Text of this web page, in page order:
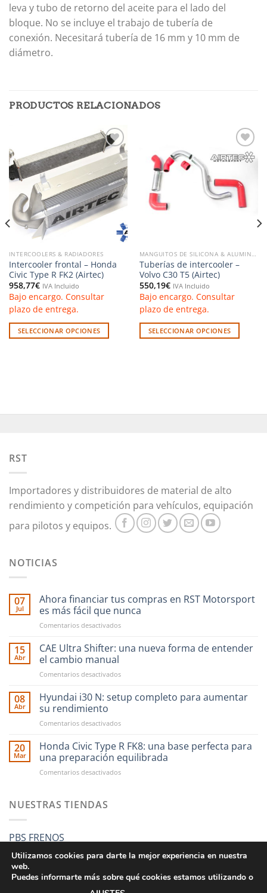
leva y tubo de retorno del aceite para el lado del
bloque. No se incluye el trabajo de tubería de
conexión. Necesitará tubería de 16 mm y 10 mm de
diámetro.
PRODUCTOS RELACIONADOS
Añadir
a la
lista de
deseos
INTERCOOLERS & RADIADORES
Intercooler frontal – Honda
Civic Type R FK2 (Airtec)
958,77€ IVA Incluido
Bajo encargo. Consultar
plazo de entrega.
SELECCIONAR OPCIONES
elegir
en
página
de
producto
Añadir
a la
deseos
MANGUITOS DE SILICONA & ALUMINIO
Tuberías de intercooler –
Volvo C30 T5 (Airtec)
550,19€ IVA Incluido
Bajo encargo. Consultar
plazo de entrega.
SELECCIONAR OPCIONES
página
de
producto
RST
Importadores y distribuidores de material de alto
rendimiento y competición para vehículos, equipación
para pilotos y equipos.
NOTICIAS
07
Jul
Ahora financiar tus compras en RST Motorsport
es más fácil que nunca
Comentarios desactivadosen
financiar
en
Motorsport
fácil
nunca
15
Abr
CAE Ultra Shifter: una nueva forma de entender
el cambio manual
Comentarios desactivadosen
Ultra
Shifter:
nueva
de
entender
cambio
08
Abr
Hyundai i30 N: setup completo para aumentar
su rendimiento
Comentarios desactivadosen
i30
setup
completo
20
Mar
Honda Civic Type R FK8: una base perfecta para
una preparación equilibrada
Comentarios desactivadosen
base
perfecta
preparación
NUESTRAS TIENDAS
PBS FRENOS
Utilizamos cookies para darte la mejor experiencia en nuestra
web.
Puedes informarte más sobre qué cookies estamos utilizando o